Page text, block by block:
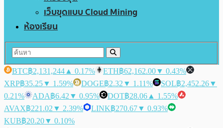
เว็บขุดแบบ Cloud Mining
ห้องเรียน
BTC฿2,131,244 ▲ 0.17% ETH฿62,162.00▼ 0.43%
XRP฿35.25▼ 1.59% DOGE฿2.32 ▼ 1.11% SOL฿2,452.26▼
0.21%
ADA฿6.42 ▼ 0.95% DOT฿28.06 ▲ 1.55%
AVAX฿221.02 ▼ 2.39% LINK฿270.67▼ 0.93%
KUB฿20.20▼ 0.10%